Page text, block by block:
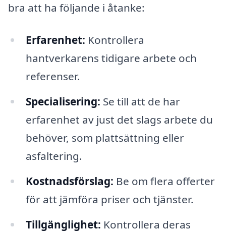
bra att ha följande i åtanke:
Erfarenhet: Kontrollera
hantverkarens tidigare arbete och
referenser.
Specialisering: Se till att de har
erfarenhet av just det slags arbete du
behöver, som plattsättning eller
asfaltering.
Kostnadsförslag: Be om flera offerter
för att jämföra priser och tjänster.
Tillgänglighet: Kontrollera deras